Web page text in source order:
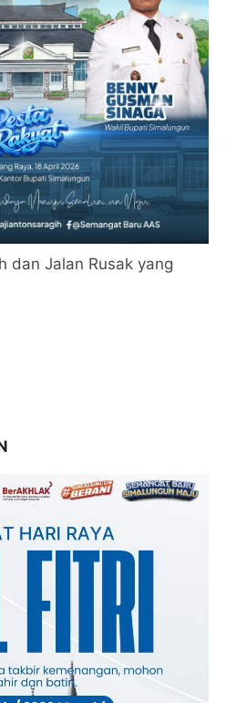
dan Jalan Rusak yang